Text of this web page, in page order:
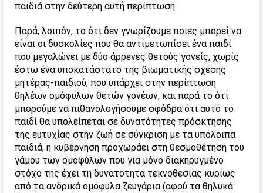
παιδιά στην δεύτερη αυτή περίπτωση.
Παρά, λοιπόν, το ότι δεν γνωρίζουμε ποιες μπορεί να
είναι οι δυσκολίες που θα αντιμετωπίσει ένα παιδί
που μεγαλώνει με δύο άρρενες θετούς γονείς, χωρίς
έστω ένα υποκατάστατο της βιωματικής σχέσης
μητέρας-παιδιού, που υπάρχει στην περίπτωση
θηλέων ομόφυλων θετών γονέων, και παρά το ότι
μπορούμε να πιθανολογήσουμε σφόδρα ότι αυτό το
παιδί θα υπολείπεται σε δυνατότητες πρόσκτησης
της ευτυχίας στην ζωή σε σύγκριση με τα υπόλοιπα
παιδιά, η κυβέρνηση προχωράει στη θεσμοθέτηση του
γάμου των ομοφύλων που για μόνο διακηρυγμένο
στόχο της έχει τη δυνατότητα τεκνοθεσίας κυρίως
από τα ανδρικά ομόφυλα ζευγάρια (αφού τα θηλυκά